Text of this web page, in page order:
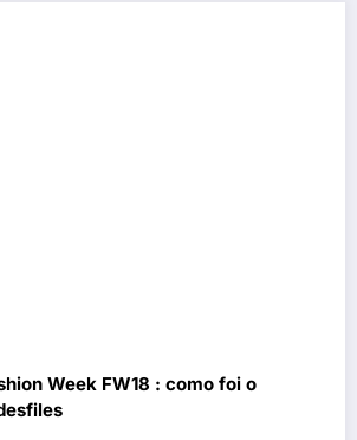
Week FW18 : como foi o